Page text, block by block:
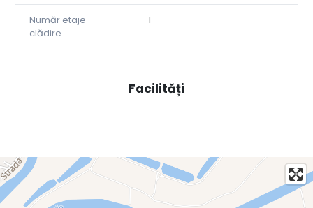
Număr etaje
clădire
1
Facilități